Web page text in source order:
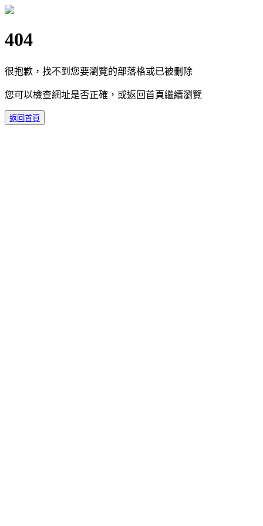
404
很抱歉，找不到您要瀏覽的部落格或已被刪除
您可以檢查網址是否正確，或返回首頁繼續瀏覽
返回首頁